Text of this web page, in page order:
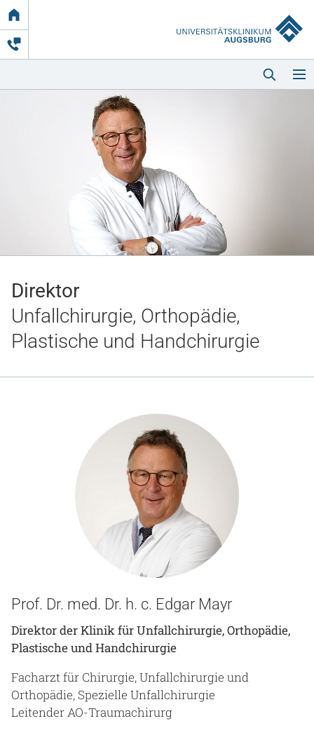
Link
zur
Startseite
Kliniken & Einrichtungen
Gesundheit & Medizin
Notaufnahme
Anreise
Direktor
Unfallchirurgie, Orthopädie,
Plastische und Handchirurgie
Prof. Dr. med. Dr. h. c. Edgar Mayr
Direktor der Klinik für Unfallchirurgie, Orthopädie,
Plastische und Handchirurgie
Facharzt für Chirurgie, Unfallchirurgie und
Orthopädie, Spezielle Unfallchirurgie
Leitender AO-Traumachirurg